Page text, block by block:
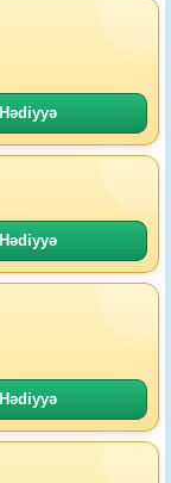
Hədiyyə
Hədiyyə
Hədiyyə